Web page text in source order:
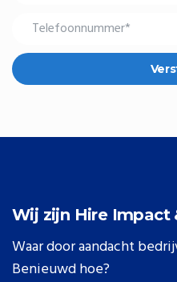
Wij zijn Hire Impact
Waar door aandacht
Benieuwd hoe?